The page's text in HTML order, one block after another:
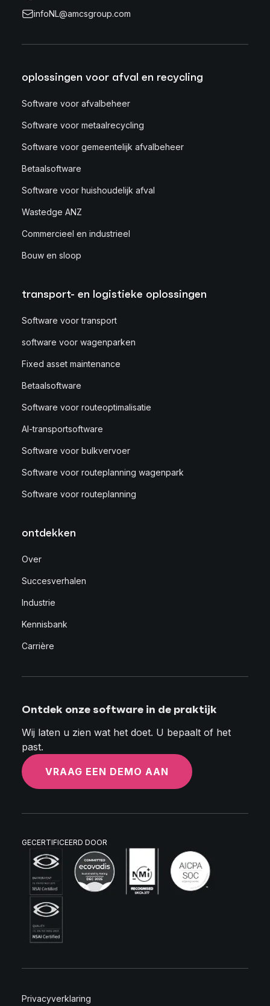
infoNL@amcsgroup.com
oplossingen voor afval en recycling
Software voor afvalbeheer
Software voor metaalrecycling
Software voor gemeentelijk afvalbeheer
Betaalsoftware
Software voor huishoudelijk afval
Wastedge ANZ
Commercieel en industrieel
Bouw en sloop
transport- en logistieke oplossingen
Software voor transport
software voor wagenparken
Fixed asset maintenance
Betaalsoftware
Software voor routeoptimalisatie
AI-transportsoftware
Software voor bulkvervoer
Software voor routeplanning wagenpark
Software voor routeplanning
ontdekken
Over
Succesverhalen
Industrie
Kennisbank
Carrière
Ontdek onze software in de praktijk
Wij laten u zien wat het doet. U bepaalt of het
past.
VRAAG EEN DEMO AAN
GECERTIFICEERD DOOR
Privacyverklaring